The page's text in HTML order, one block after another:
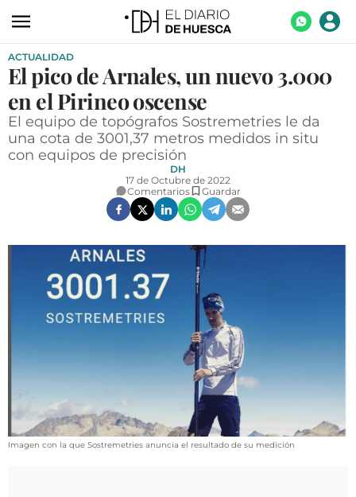
ACTUALIDAD
ECONOMÍA
TECNOLOGÍA
OPINIÓN
GALERÍAS
FIESTAS EN EL ALTO ARAGÓN
FIESTAS DE SAN LORENZO
ACTUALIDAD
El pico de Arnales, un nuevo 3.000
en el Pirineo oscense
El equipo de topógrafos Sostremetries le da
una cota de 3001,37 metros medidos in situ
con equipos de precisión
DH
17 de Octubre de 2022
Comentarios
Guardar
Imagen con la que Sostremetries anuncia el resultado de su medición